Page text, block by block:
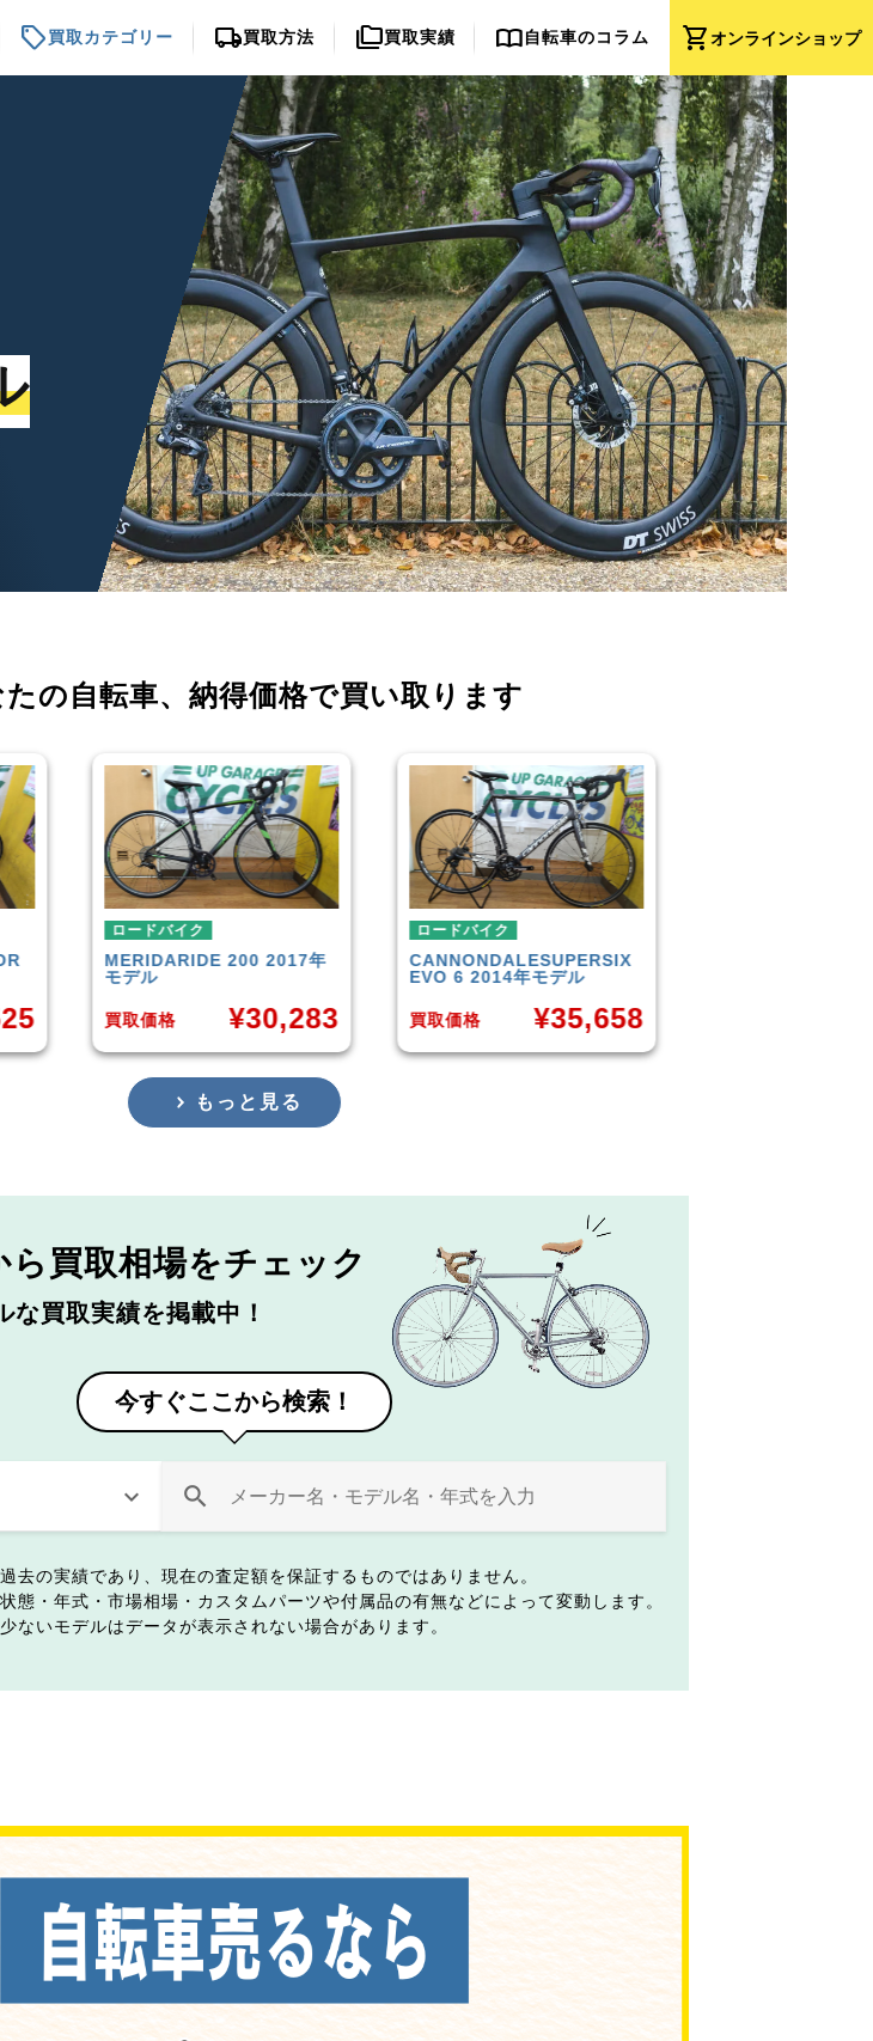
shopping_cartオンラインショップ
sell買取カテゴリー local_shipping買取方法 folder_copy買取実績 import_contacts自転車のコラム
の自転車、 納得価格で買い取ります
年
ロードバイク
CANNONDALESUPERSIX
EVO 6 2014年モデル
買取価格 ¥35,658
ロードバイク
TREKDOMANE 4.5 2013
年モデル
買取価格 ¥50,849
もっと見る
ら 買取相場をチェック
な買取実績を掲載中！
今すぐここから検索！
去の実績であり、現在の査定額を保証するものではありません。
態・年式・市場相場・カスタムパーツや付属品の有無などによって変動します。
ないモデルはデータが表示されない場合があります。